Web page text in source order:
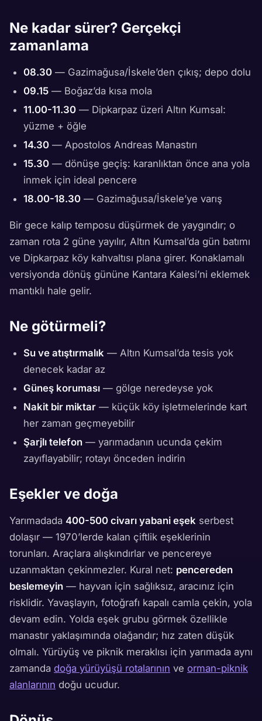
Ne kadar sürer? Gerçekçi
zamanlama
08.30 — Gazimağusa/İskele’den çıkış; depo dolu
09.15 — Boğaz’da kısa mola
11.00-11.30 — Dipkarpaz üzeri Altın Kumsal:
yüzme + öğle
14.30 — Apostolos Andreas Manastırı
15.30 — dönüşe geçiş: karanlıktan önce ana yola
inmek için ideal pencere
18.00-18.30 — Gazimağusa/İskele’ye varış
Bir gece kalıp temposu düşürmek de yaygındır; o
zaman rota 2 güne yayılır, Altın Kumsal’da gün batımı
ve Dipkarpaz köy kahvaltısı plana girer. Konaklamalı
versiyonda dönüş gününe Kantara Kalesi’ni eklemek
mantıklı hale gelir.
Ne götürmeli?
Su ve atıştırmalık — Altın Kumsal’da tesis yok
denecek kadar az
Güneş koruması — gölge neredeyse yok
Nakit bir miktar — küçük köy işletmelerinde kart
her zaman geçmeyebilir
Şarjlı telefon — yarımadanın ucunda çekim
zayıflayabilir; rotayı önceden indirin
Eşekler ve doğa
Yarımadada 400-500 civarı yabani eşek serbest
dolaşır — 1970’lerde kalan çiftlik eşeklerinin
torunları. Araçlara alışkındırlar ve pencereye
uzanmaktan çekinmezler. Kural net: pencereden
beslemeyin — hayvan için sağlıksız, aracınız için
risklidir. Yavaşlayın, fotoğrafı kapalı camla çekin, yola
devam edin. Yolda eşek grubu görmek özellikle
manastır yaklaşımında olağandır; hız zaten düşük
olmalı. Yürüyüş ve piknik meraklısı için yarımada aynı
zamanda doğa yürüyüşü rotalarının ve orman-piknik
alanlarının doğu ucudur.